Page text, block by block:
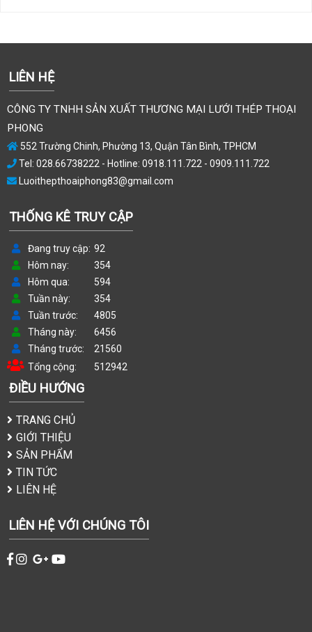
LIÊN HỆ
CÔNG TY TNHH SẢN XUẤT THƯƠNG MẠI LƯỚI THÉP THOẠI
PHONG
552 Trường Chinh, Phường 13, Quận Tân Bình, TPHCM
Tel: 028.66738222 - Hotline: 0918.111.722 - 0909.111.722
Luoithepthoaiphong83@gmail.com
THỐNG KÊ TRUY CẬP
Đang truy cập 92
Hôm nay
354
Hôm qua
594
Tuần này
354
Tuần trước
4805
Tháng này
6456
Tháng trước
21560
Tổng cộng
512942
ĐIỀU HƯỚNG
TRANG CHỦ
GIỚI THIỆU
SẢN PHẨM
TIN TỨC
LIÊN HỆ
LIÊN HỆ VỚI CHÚNG TÔI